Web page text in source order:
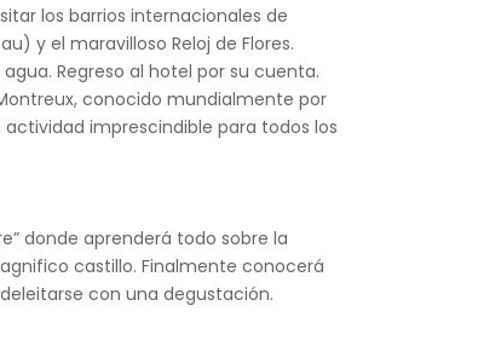
los barrios internacionales de
y el maravilloso Reloj de Flores.
Regreso al hotel por su cuenta.
conocido mundialmente por
imprescindible para todos los
donde aprenderá todo sobre la
castillo. Finalmente conocerá
con una degustación.